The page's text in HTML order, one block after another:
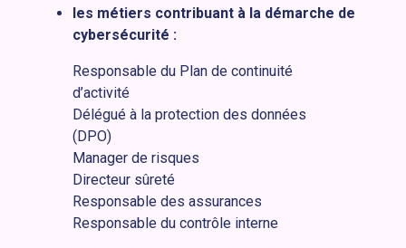
les métiers contribuant à la démarche de
cybersécurité :
Responsable du Plan de continuité
d’activité
Délégué à la protection des données
(DPO)
Manager de risques
Directeur sûreté
Responsable des assurances
Responsable du contrôle interne